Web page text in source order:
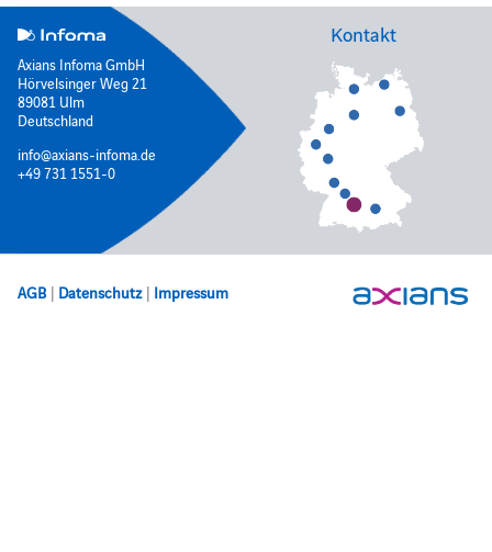
Axians Infoma GmbH
Hörvelsinger Weg 21
89081 Ulm
Deutschland
info@axians-infoma.de
+49 731 1551-0
Kontakt
AGB | Datenschutz | Impressum